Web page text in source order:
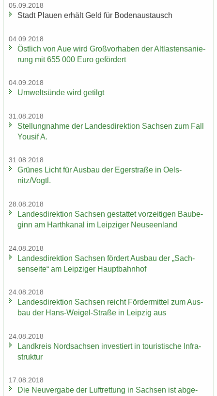
05.09.2018
Stadt Plau­en er­hält Geld für Bo­den­aus­tausch
04.09.2018
Öst­lich von Aue wird Groß­vor­ha­ben der Alt­las­ten­sa­nie­
rung mit 655 000 Euro ge­för­dert
04.09.2018
Um­welt­sün­de wird ge­tilgt
31.08.2018
Stel­lung­nah­me der Lan­des­di­rek­ti­on Sach­sen zum Fall
You­sif A.
31.08.2018
Grü­nes Licht für Aus­bau der Eger­stra­ße in Oels­
nitz/Vogtl.
28.08.2018
Lan­des­di­rek­ti­on Sach­sen ge­stat­tet vor­zei­ti­gen Bau­be­
ginn am Harth­ka­nal im Leip­zi­ger Neu­seen­land
24.08.2018
Lan­des­di­rek­ti­on Sach­sen för­dert Aus­bau der „Sach­
sen­sei­te“ am Leip­zi­ger Haupt­bahn­hof
24.08.2018
Lan­des­di­rek­ti­on Sach­sen reicht För­der­mit­tel zum Aus­
bau der Hans-​Weigel-Straße in Leip­zig aus
24.08.2018
Land­kreis Nord­sach­sen in­ves­tiert in tou­ris­ti­sche In­fra­
struk­tur
17.08.2018
Die Neu­ver­ga­be der Luft­ret­tung in Sach­sen ist ab­ge­